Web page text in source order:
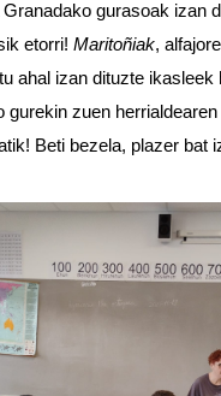
gurasoak izan
etorri! Maritoñiak,
ahal izan dituzte ikasleek
gurekin zuen
Beti bezela, plazer bat